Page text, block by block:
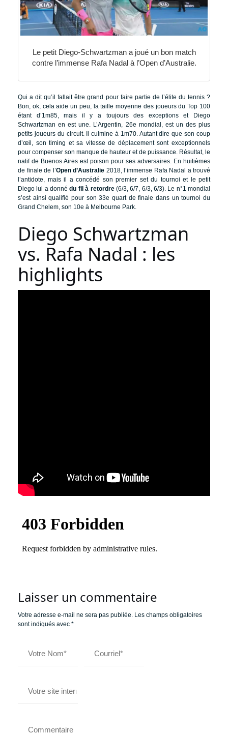
Le petit Diego-Schwartzman a joué un bon match
contre l’immense Rafa Nadal à l’Open d’Australie.
Qui a dit qu’il fallait être grand pour faire partie de l’élite du tennis ?
Bon, ok, cela aide un peu, la taille moyenne des joueurs du Top 100
étant d’1m85, mais il y a toujours des exceptions et Diego
Schwartzman en est une. L’Argentin, 26e mondial, est un des plus
petits joueurs du circuit. Il culmine à 1m70. Autant dire que son coup
d’œil, son timing et sa vitesse de déplacement sont exceptionnels
pour compenser son manque de hauteur et de puissance. Résultat, le
natif de Buenos Aires est poison pour ses adversaires. En huitièmes
de finale de l’Open d’Australie 2018, l’immense Rafa Nadal a trouvé
l’antidote, mais il a concédé son premier set du tournoi et le petit
Diego lui a donnédu fil à retordre(6/3, 6/7, 6/3, 6/3). Le n°1 mondial
s’est ainsi qualifié pour son 33e quart de finale dans un tournoi du
Grand Chelem, son 10e à Melbourne Park.
Diego Schwartzman
vs. Rafa Nadal : les
highlights
Laisser un commentaire
Votre adresse e-mail ne sera pas publiée. Les champs obligatoires
sont indiqués avec *